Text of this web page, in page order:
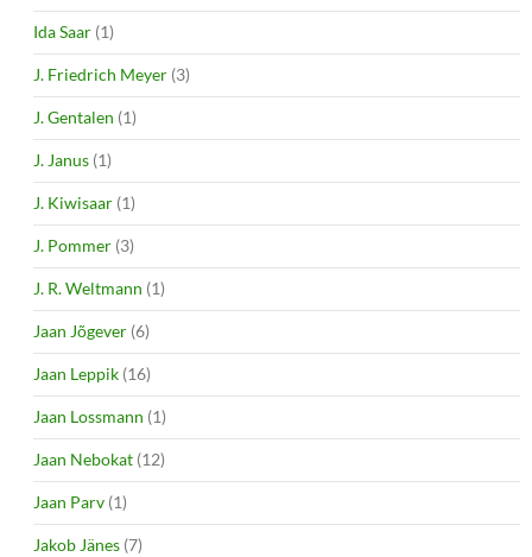
Ida Saar (1)
J. Friedrich Meyer (3)
J. Gentalen (1)
J. Janus (1)
J. Kiwisaar (1)
J. Pommer (3)
J. R. Weltmann (1)
Jaan Jõgever (6)
Jaan Leppik (16)
Jaan Lossmann (1)
Jaan Nebokat (12)
Jaan Parv (1)
Jakob Jänes (7)